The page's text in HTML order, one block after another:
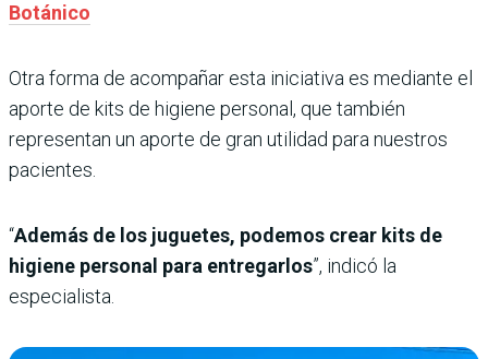
Botánico
Otra forma de acompañar esta iniciativa es mediante el
aporte de kits de higiene personal, que también
representan un aporte de gran utilidad para nuestros
pacientes.
“Además de los juguetes, podemos crear kits de
higiene personal para entregarlos”, indicó la
especialista.